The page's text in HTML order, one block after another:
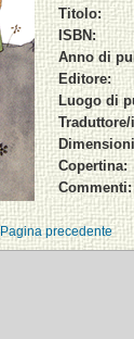
Titolo:
ISBN:
Anno di
Editore:
Luogo di
Copertina:
Commenti:
Pagina precedente